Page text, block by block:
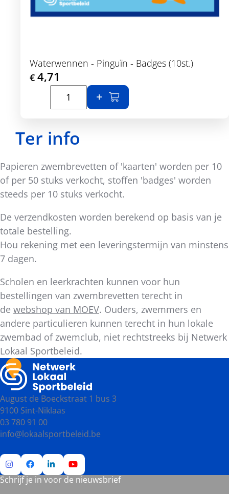
Waterwennen - Pinguïn - Badges (10st.)
€ 4,71
In winkelmand
Ter info
Papieren zwembrevetten of 'kaarten' worden per 10
of per 50 stuks verkocht, stoffen 'badges' worden
steeds per 10 stuks verkocht.
De verzendkosten worden berekend op basis van je
totale bestelling.
Hou rekening met een leveringstermijn van minstens
7 dagen.
Scholen en leerkrachten kunnen voor hun
bestellingen van zwembrevetten terecht in
de webshop van MOEV. Ouders, zwemmers en
andere particulieren kunnen terecht in hun lokale
zwembad of zwemclub, niet rechtstreeks bij Netwerk
Lokaal Sportbeleid.
August de Boeckstraat 1 bus 3
9100 Sint-Niklaas
03 780 91 00
info@lokaalsportbeleid.be
Ga
Ga
Ga
Ga
Schrijf je in voor de nieuwsbrief